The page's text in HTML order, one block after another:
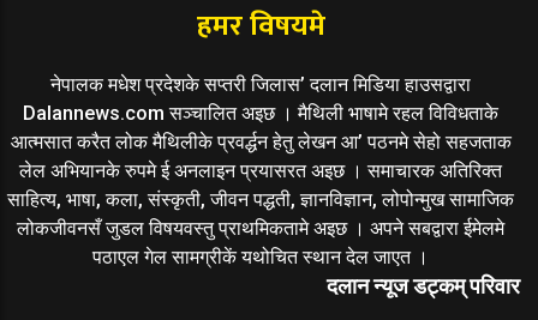
हमर विषयमे
नेपालक मधेश प्रदेशके सप्तरी जिलास’ दलान मिडिया हाउसद्वारा
Dalannews.com सञ्चालित अइछ । मैथिली भाषामे रहल विविधताके
आत्मसात करैत लोक मैथिलीके प्रवर्द्धन हेतु लेखन आ’ पठनमे सेहो सहजताक
लेल अभियानके रुपमे ई अनलाइन प्रयासरत अइछ । समाचारक अतिरिक्त
साहित्य, भाषा, कला, संस्कृती, जीवन पद्धती, ज्ञानविज्ञान, लोपोन्मुख सामाजिक
लोकजीवनसँ जुडल विषयवस्तु प्राथमिकतामे अइछ । अपने सबद्वारा ईमेलमे
पठाएल गेल सामग्रीकें यथोचित स्थान देल जाएत ।
दलान न्यूज डट्कम् परिवार